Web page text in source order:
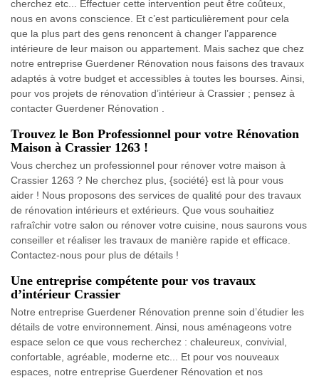
cherchez etc... Effectuer cette intervention peut être coûteux,
nous en avons conscience. Et c’est particulièrement pour cela
que la plus part des gens renoncent à changer l’apparence
intérieure de leur maison ou appartement. Mais sachez que chez
notre entreprise Guerdener Rénovation nous faisons des travaux
adaptés à votre budget et accessibles à toutes les bourses. Ainsi,
pour vos projets de rénovation d’intérieur à Crassier ; pensez à
contacter Guerdener Rénovation .
Trouvez le Bon Professionnel pour votre Rénovation
Maison à Crassier 1263 !
Vous cherchez un professionnel pour rénover votre maison à
Crassier 1263 ? Ne cherchez plus, {société} est là pour vous
aider ! Nous proposons des services de qualité pour des travaux
de rénovation intérieurs et extérieurs. Que vous souhaitiez
rafraîchir votre salon ou rénover votre cuisine, nous saurons vous
conseiller et réaliser les travaux de manière rapide et efficace.
Contactez-nous pour plus de détails !
Une entreprise compétente pour vos travaux
d’intérieur Crassier
Notre entreprise Guerdener Rénovation prenne soin d’étudier les
détails de votre environnement. Ainsi, nous aménageons votre
espace selon ce que vous recherchez : chaleureux, convivial,
confortable, agréable, moderne etc... Et pour vos nouveaux
espaces, notre entreprise Guerdener Rénovation et nos